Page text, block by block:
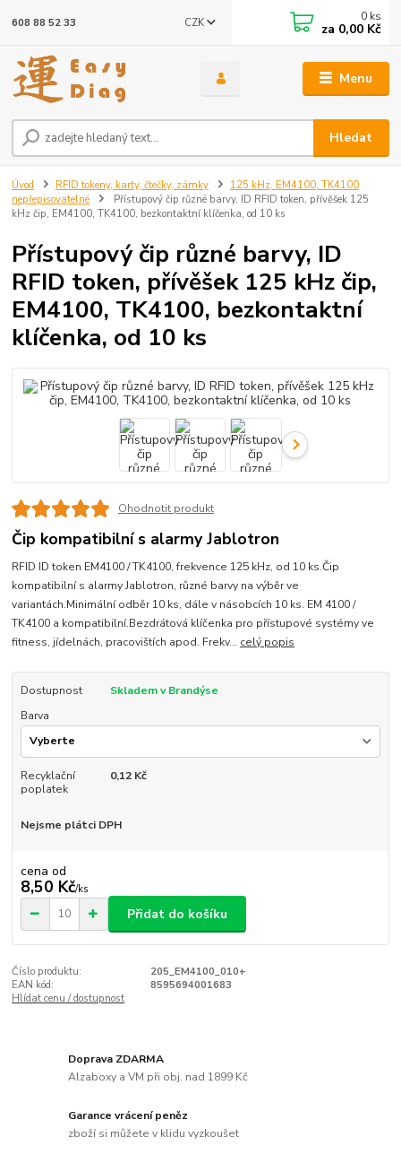
Menu
CZK
Hledat
608 88 52 33 0 ks
za 0,00 Kč
Úvod RFID tokeny, karty, čtečky, zámky
125 kHz, EM4100, TK4100
nepřepisovatelné
Přístupový čip různé barvy, ID RFID token, přívěšek 125
kHz čip, EM4100, TK4100, bezkontaktní klíčenka, od 10 ks
Přístupový čip různé barvy, ID
RFID token, přívěšek 125 kHz čip,
EM4100, TK4100, bezkontaktní
klíčenka, od 10 ks
Ohodnotit produkt
Čip kompatibilní s alarmy Jablotron
RFID ID token EM4100 / TK4100, frekvence 125 kHz, od 10 ks.Čip
kompatibilní s alarmy Jablotron, různé barvy na výběr ve
variantách.Minimální odběr 10 ks, dále v násobcích 10 ks. EM 4100 /
TK4100 a kompatibilní.Bezdrátová klíčenka pro přístupové systémy ve
fitness, jídelnách, pracovištích apod. Frekv... celý popis
Dostupnost
Skladem v Brandýse
Barva
Recyklační
poplatek
0,12 Kč
Nejsme plátci DPH
cena od
8,50 Kč/ks
Přidat do košíku
Číslo produktu:
205_EM4100_010+
EAN kód:
8595694001683
Hlídat cenu / dostupnost
Doprava ZDARMA
Alzaboxy a VM při obj. nad 1899 Kč
Garance vrácení peněz
zboží si můžete v klidu vyzkoušet